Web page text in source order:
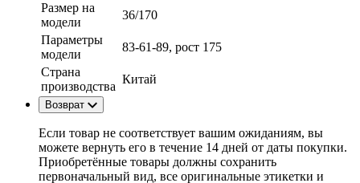
Размер на
модели
36/170
Параметры
модели
83-61-89, рост 175
Страна
производства
Китай
Возврат
Если товар не соответствует вашим ожиданиям, вы
можете вернуть его в течение 14 дней от даты покупки.
Приобретённые товары должны сохранить
первоначальный вид, все оригинальные этикетки и